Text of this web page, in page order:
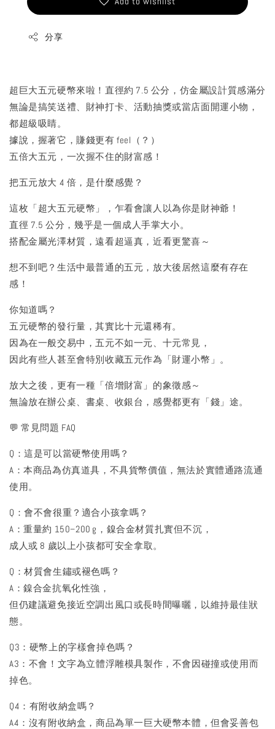
分享
超巨大五元硬幣來啦！直徑約 7.5 公分，仿金屬設計質感滿分
無論是搞笑送禮、財神打卡、活動抽獎或當店面開運小物，
都超級吸睛。
據說，握著它，賺錢更有 feel（？）
五倍大五元，一次握不住的財富感！
把五元放大 4 倍，是什麼感覺？
這枚「超大五元硬幣」，乍看會讓人以為你是財神爺！
直徑 7.5 公分，幾乎是一個成人手掌大小。
搭配金屬光澤材質，遠看超逼真，近看更驚喜～
想不到吧？生活中最普通的五元，放大後居然這麼有存在
感！
你知道嗎？
五元硬幣的發行量，其實比十元還稀有。
因為在一般交易中，五元不如一元、十元常見，
因此有些人甚至會特別收藏五元作為「財運小幣」。
放大之後，更有一種「倍增財富」的象徵感～
無論放在辦公桌、書桌、收銀台，感覺都更有「錢」途。
💬 常見問題 FAQ
Q：這是可以當硬幣使用嗎？
A：本商品為仿真道具，不具貨幣價值，無法於實體通路流通
使用。
Q：會不會很重？適合小孩拿嗎？
A：重量約 150–200 g，鎳合金材質扎實但不沉，
成人或 8 歲以上小孩都可安全拿取。
Q：材質會生鏽或褪色嗎？
A：鎳合金抗氧化性強，
但仍建議避免接近空調出風口或長時間曝曬，以維持最佳狀
態。
Q3：硬幣上的字樣會掉色嗎？
A3：不會！文字為立體浮雕模具製作，不會因碰撞或使用而
掉色。
Q4：有附收納盒嗎？
A4：沒有附收納盒，商品為單一巨大硬幣本體，但會妥善包